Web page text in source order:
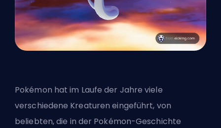
Pokémon hat im Laufe der Jahre viele
verschiedene Kreaturen eingeführt, von
beliebten,die in der Pokémon-Geschichte